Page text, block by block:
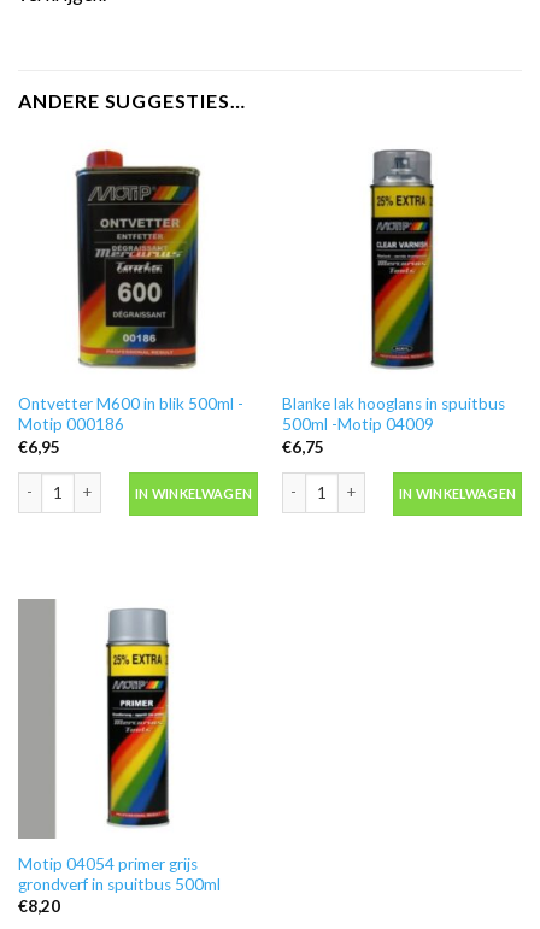
ANDERE SUGGESTIES…
Ontvetter M600 in blik 500ml -
Motip 000186
€6,95
IN WINKELWAGEN
Blanke lak hooglans in spuitbus
500ml -Motip 04009
€6,75
IN WINKELWAGEN
Motip 04054 primer grijs
grondverf in spuitbus 500ml
€8,20